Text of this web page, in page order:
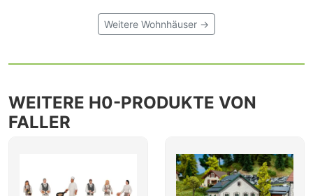
Weitere Wohnhäuser →
WEITERE H0-PRODUKTE VON
FALLER